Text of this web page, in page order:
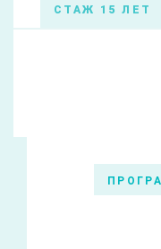
СТАЖ 15 ЛЕТ